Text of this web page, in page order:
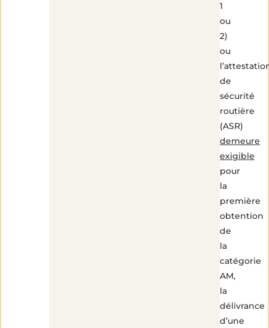
1
ou
2)
ou
de
sécurité
routière
(ASR)
demeure
exigible
pour
la
première
obtention
de
la
catégorie
AM,
la
délivrance
d’une